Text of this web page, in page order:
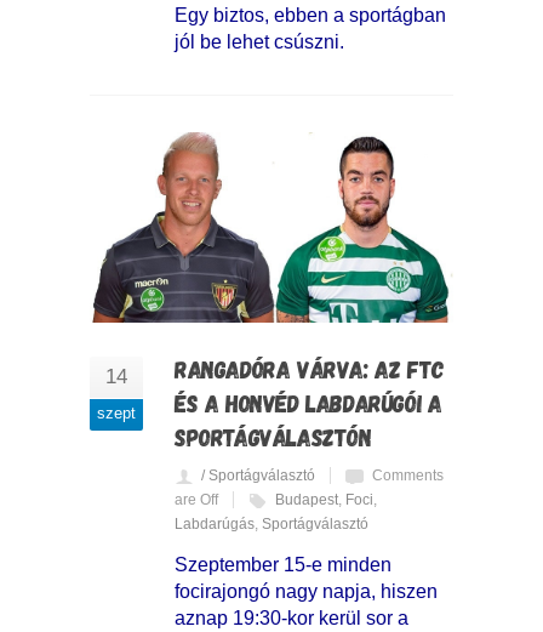
Egy biztos, ebben a sportágban
jól be lehet csúszni.
14
szept
RANGADÓRA VÁRVA: AZ FTC
ÉS A HONVÉD LABDARÚGÓI A
SPORTÁGVÁLASZTÓN
/ Sportágválasztó
Comments
are Off
Budapest Foci
Labdarúgás Sportágválasztó
Szeptember 15-e minden
focirajongó nagy napja, hiszen
aznap 19:30-kor kerül sor a